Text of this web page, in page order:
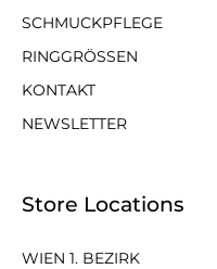
SCHMUCKPFLEGE
RINGGRÖSSEN
KONTAKT
NEWSLETTER
Store Locations
WIEN 1. BEZIRK